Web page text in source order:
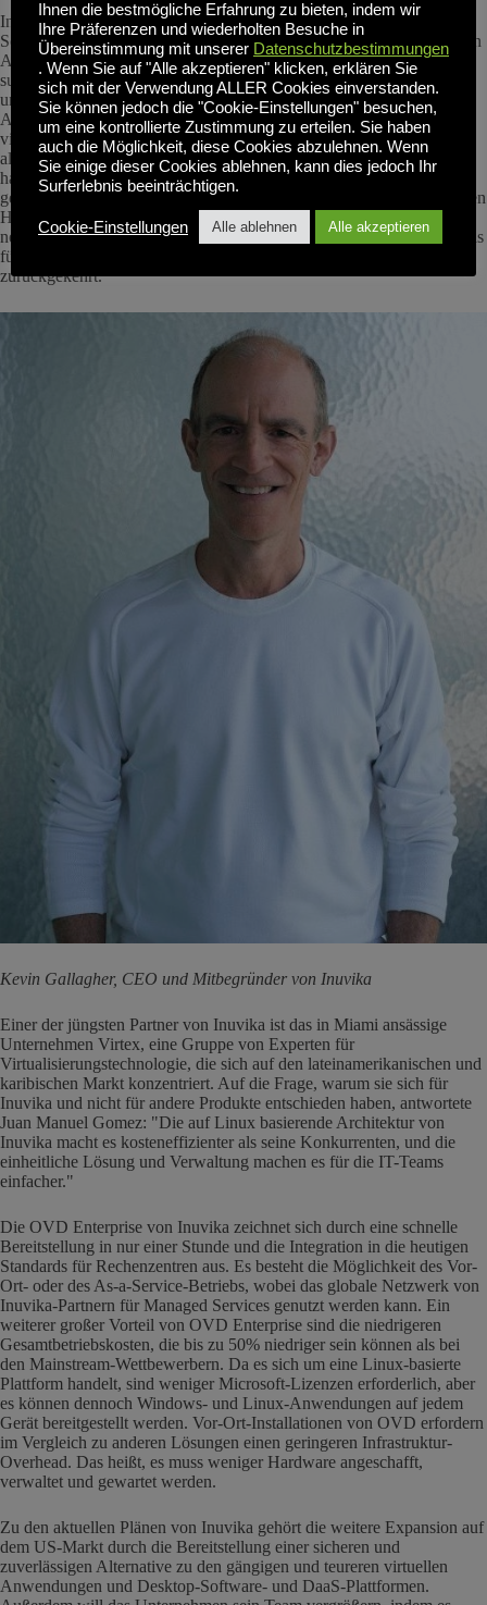
Inuvika war zunächst in der südlichen Hemisphäre und in
Schwellenländern erfolgreich, wo die Kunden nach kostengünstigeren
Alternativen zu den großen Anbietern virtueller Desktop-Software
suchten. "Wir haben ein Produkt entwickelt, das in wenigen Stunden
und nicht in Tagen installiert werden kann. Wir haben eine einfachere
Administration, die von IT-Mitarbeitern verwaltet werden kann, die
vielleicht nicht über die technischen Kenntnisse verfügen, die für
alternative VDI-Produkte erforderlich sind", sagt Gallagher. "Wir
haben den Preis gesenkt und uns damit sehr wettbewerbsfähig
gemacht. Wir begannen, größere Unternehmensnamen in der südlichen
Hemisphäre zu gewinnen, wo die Kunden eher bereit waren, einem
neuen Unternehmen eine Chance zu geben. Und in den letzten vier bis
fünf Jahren sind wir allmählich in die nördliche Hemisphäre
zurückgekehrt."
Kevin Gallagher, CEO und Mitbegründer von Inuvika
Einer der jüngsten Partner von Inuvika ist das in Miami ansässige
Unternehmen Virtex, eine Gruppe von Experten für
Virtualisierungstechnologie, die sich auf den lateinamerikanischen und
karibischen Markt konzentriert. Auf die Frage, warum sie sich für
Inuvika und nicht für andere Produkte entschieden haben, antwortete
Juan Manuel Gomez: "Die auf Linux basierende Architektur von
Inuvika macht es kosteneffizienter als seine Konkurrenten, und die
einheitliche Lösung und Verwaltung machen es für die IT-Teams
einfacher."
Die OVD Enterprise von Inuvika zeichnet sich durch eine schnelle
Bereitstellung in nur einer Stunde und die Integration in die heutigen
Standards für Rechenzentren aus. Es besteht die Möglichkeit des Vor-
Ort- oder des As-a-Service-Betriebs, wobei das globale Netzwerk von
Inuvika-Partnern für Managed Services genutzt werden kann. Ein
weiterer großer Vorteil von OVD Enterprise sind die niedrigeren
Gesamtbetriebskosten, die bis zu 50% niedriger sein können als bei
den Mainstream-Wettbewerbern. Da es sich um eine Linux-basierte
Plattform handelt, sind weniger Microsoft-Lizenzen erforderlich, aber
es können dennoch Windows- und Linux-Anwendungen auf jedem
Gerät bereitgestellt werden. Vor-Ort-Installationen von OVD erfordern
im Vergleich zu anderen Lösungen einen geringeren Infrastruktur-
Overhead. Das heißt, es muss weniger Hardware angeschafft,
verwaltet und gewartet werden.
Zu den aktuellen Plänen von Inuvika gehört die weitere Expansion auf
dem US-Markt durch die Bereitstellung einer sicheren und
zuverlässigen Alternative zu den gängigen und teureren virtuellen
Anwendungen und Desktop-Software- und DaaS-Plattformen.
Ihnen die bestmögliche Erfahrung zu bieten, indem wir
Ihre Präferenzen und wiederholten Besuche in
Übereinstimmung mit unserer Datenschutzbestimmungen
. Wenn Sie auf "Alle akzeptieren" klicken, erklären Sie
sich mit der Verwendung ALLER Cookies einverstanden.
Sie können jedoch die "Cookie-Einstellungen" besuchen,
um eine kontrollierte Zustimmung zu erteilen. Sie haben
auch die Möglichkeit, diese Cookies abzulehnen. Wenn
Sie einige dieser Cookies ablehnen, kann dies jedoch Ihr
Surferlebnis beeinträchtigen.
Cookie-Einstellungen Alle ablehnen Alle akzeptieren